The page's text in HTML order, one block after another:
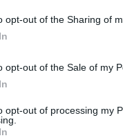
opt-out of the Sharing of
opt-out of the Sale of my
opt-out of processing my